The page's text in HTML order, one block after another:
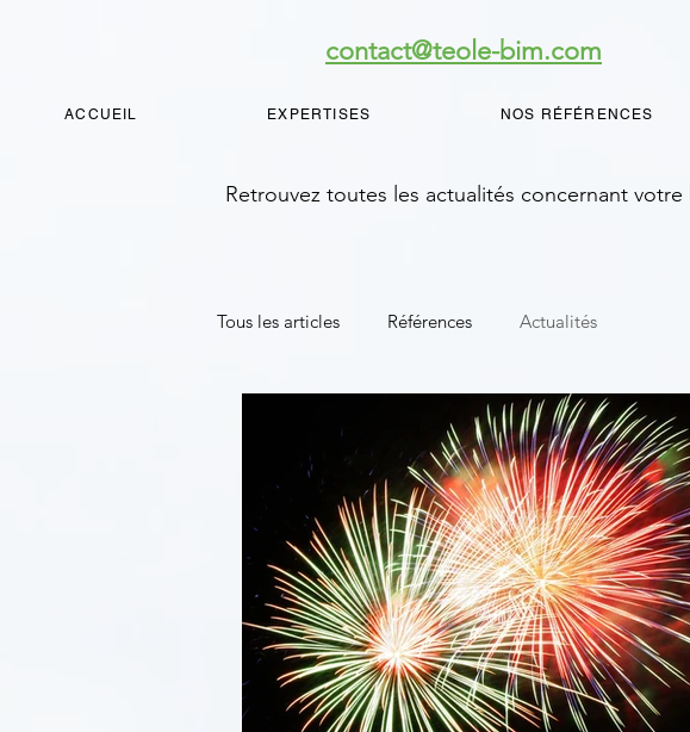
ACCUEIL EXPERTISES NOS RÉFÉRENCES
contact@teole-bim.com
Retrouvez toutes les actualités concernant votre
Tous les articles Références Actualités